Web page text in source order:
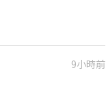
9小時前